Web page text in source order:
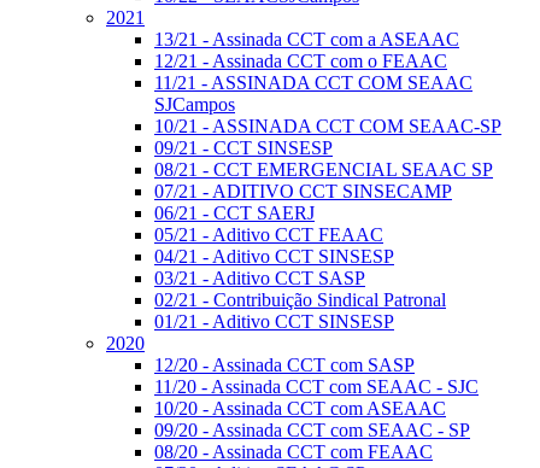
2021
13/21 - Assinada CCT com a ASEAAC
12/21 - Assinada CCT com o FEAAC
11/21 - ASSINADA CCT COM SEAAC
SJCampos
10/21 - ASSINADA CCT COM SEAAC-SP
09/21 - CCT SINSESP
08/21 - CCT EMERGENCIAL SEAAC SP
07/21 - ADITIVO CCT SINSECAMP
06/21 - CCT SAERJ
05/21 - Aditivo CCT FEAAC
04/21 - Aditivo CCT SINSESP
03/21 - Aditivo CCT SASP
02/21 - Contribuição Sindical Patronal
01/21 - Aditivo CCT SINSESP
2020
12/20 - Assinada CCT com SASP
11/20 - Assinada CCT com SEAAC - SJC
10/20 - Assinada CCT com ASEAAC
09/20 - Assinada CCT com SEAAC - SP
08/20 - Assinada CCT com FEAAC